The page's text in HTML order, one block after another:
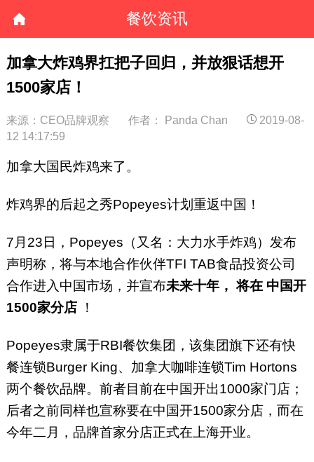
餐饮资讯
加拿大炸鸡界扛把子回归，并放狠话想开
1500家店！
来源：CEO品牌观察 作者： Panda Chan
2019-08-
12 14:17:59
加拿大国民炸鸡来了。
炸鸡界的后起之秀Popeyes计划重返中国！
7月23日，Popeyes（又名：大力水手炸鸡）发布
声明称，将与本地合作伙伴TFI TAB食品投资公司
合作进入中国市场，并宣布未来十年，将在 中国开
1500家分店
！
Popeyes隶属于RBI餐饮集团，该集团旗下还有快
餐连锁Burger King、加拿大咖啡连锁Tim Hortons
两个餐饮品牌。前者目前在中国开出1000家门店；
后者之前同样也宣称要在中国开1500家分店，而在
今年二月，品牌首家分店正式在上海开业。